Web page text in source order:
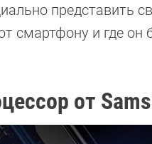
представить
смартфону и где он
от